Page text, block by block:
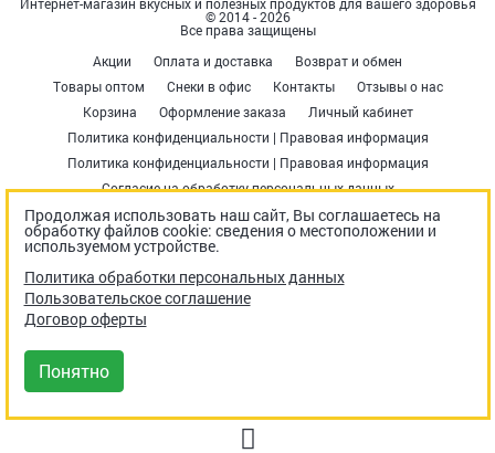
Интернет-магазин вкусных и полезных продуктов для вашего здоровья
© 2014 - 2026
Все права защищены
Акции
Оплата и доставка
Возврат и обмен
Товары оптом
Снеки в офис Контакты
Отзывы о нас
Корзина
Оформление заказа
Личный кабинет
Политика конфиденциальности | Правовая информация
Политика конфиденциальности | Правовая информация
Согласие на обработку персональных данных
Пользовательское соглашение
Договор оферты
Бонусная программа
Правила использования промокодов
Наши контакты
Продолжая использовать наш сайт, Вы соглашаетесь на
обработку файлов cookie: сведения о местоположении и
используемом устройстве.
Политика обработки персональных данных
Пользовательское соглашение
Договор оферты
Понятно